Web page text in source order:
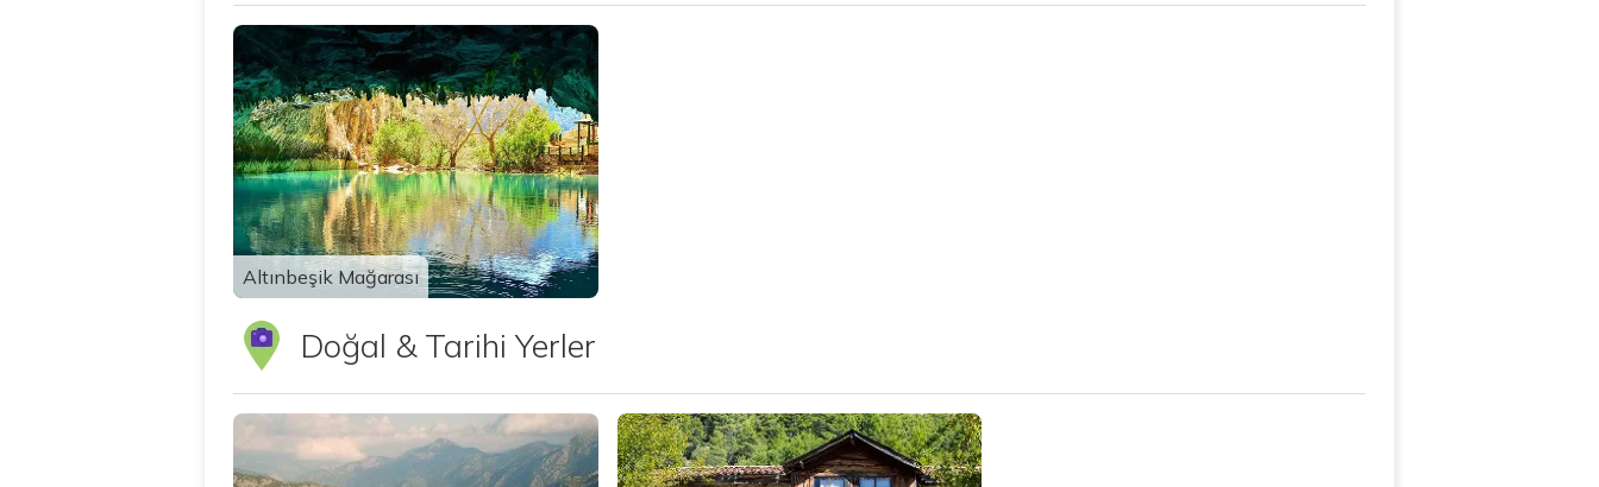
Altınbeşik Mağarası
Doğal & Tarihi Yerler